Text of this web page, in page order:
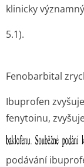
klinicky
5.1).
Fenobarbital
Ibuprofen
fenytoinu,
podávání